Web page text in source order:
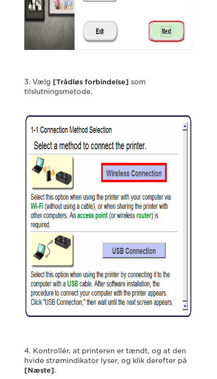
3. Vælg [Trådløs forbindelse] som
tilslutningsmetode.
4. Kontrollér, at printeren er tændt, og at den
hvide strømindikator lyser, og klik derefter på
[Næste].